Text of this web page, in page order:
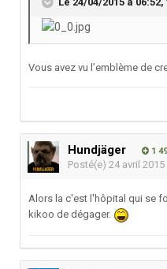
Vous avez vu l’emblème de
Hundjäger 1
Posté(e) 24 avril 2015
Alors la c'est l'hôpital qui se
kikoo de dégager.